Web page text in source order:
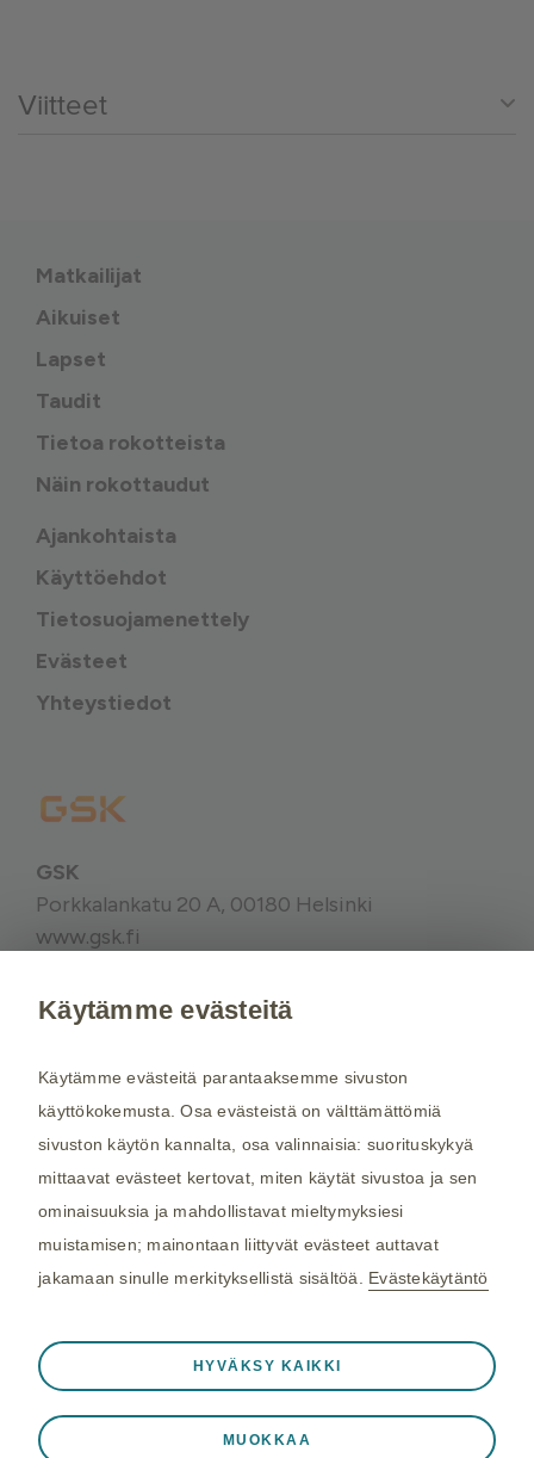
Viitteet
Matkailijat
Aikuiset
Lapset
Taudit
Tietoa rokotteista
Näin rokottaudut
Ajankohtaista
Käyttöehdot
Tietosuojamenettely
Evästeet
Yhteystiedot
GSK
Porkkalankatu 20 A, 00180 Helsinki
www.gsk.fi
ammattilaiselta. Rokotussuositukset perustuvat
THL:nsuosituksiin. Maakohtaiset
rokotussuositukset perustuvatMatkailijan
terveysoppaaseen, jota toimittaa Kustannus Oy
Duodecim (aiemmin THL). Tarkistamme
maakohtaiset rokotesuositukset kahdesti
vuodessa.
9/2025 NP-FI-HZX-WCNT-210002
Viimeisin päivitys 30.01.2026
Käytämme evästeitä
Käytämme evästeitä parantaaksemme sivuston
käyttökokemusta. Osa evästeistä on välttämättömiä
sivuston käytön kannalta, osa valinnaisia: suorituskykyä
mittaavat evästeet kertovat, miten käytät sivustoa ja sen
ominaisuuksia ja mahdollistavat mieltymyksiesi
muistamisen; mainontaan liittyvät evästeet auttavat
jakamaan sinulle merkityksellistä sisältöä. Evästekäytäntö
Välttämättömät evästeet ❮
kuten istuntotietojen tallennukseen vierailun
MUOKKAA
HYVÄKSY KAIKKI